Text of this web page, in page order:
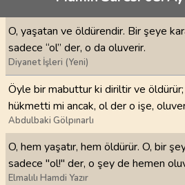
O, yaşatan ve öldürendir. Bir şeye
sadece “ol” der, o da oluverir.
Diyanet İşleri (Yeni)
Öyle bir mabuttur ki diriltir ve öldürür;
hükmetti mi ancak, ol der o işe,
Abdulbaki Gölpınarlı
O, hem yaşatır, hem öldürür. O, bir
sadece "ol!" der, o şey de hemen
Elmalılı Hamdi Yazır